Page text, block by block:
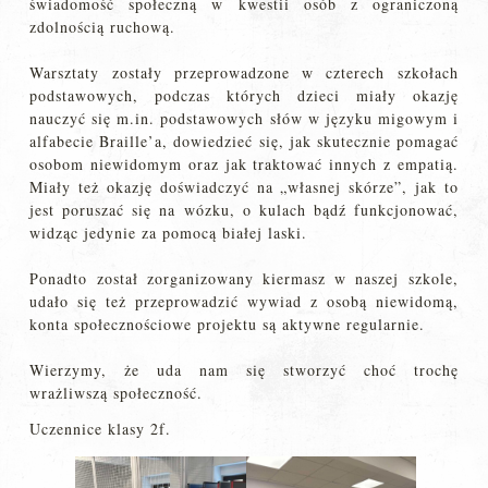
zdolnością ruchową.
Warsztaty zostały przeprowadzone w czterech szkołach
podstawowych, podczas których dzieci miały okazję
nauczyć się m.in. podstawowych słów w języku migowym i
alfabecie Braille’a, dowiedzieć się, jak skutecznie pomagać
osobom niewidomym oraz jak traktować innych z empatią.
Miały też okazję doświadczyć na „własnej skórze”, jak to
jest poruszać się na wózku, o kulach bądź funkcjonować,
widząc jedynie za pomocą białej laski.
Ponadto został zorganizowany kiermasz w naszej szkole,
udało się też przeprowadzić wywiad z osobą niewidomą,
konta społecznościowe projektu są aktywne regularnie.
Wierzymy, że uda nam się stworzyć choć trochę
wrażliwszą społeczność.
Uczennice klasy 2f.